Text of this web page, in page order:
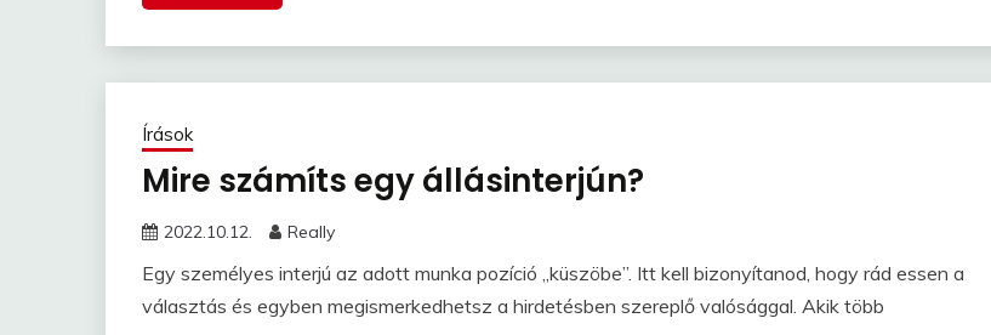
Írások
Mire számíts egy állásinterjún?
2022.10.12. Really
Egy személyes interjú az adott munka pozíció „küszöbe”. Itt kell bizonyítanod, hogy rád essen a
választás és egyben megismerkedhetsz a hirdetésben szereplő valósággal. Akik több